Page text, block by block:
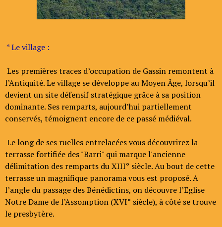
* Le village :
Les premières traces d’occupation de Gassin remontent à
l’Antiquité. Le village se développe au Moyen Âge, lorsqu’il
devient un site défensif stratégique grâce à sa position
dominante. Ses remparts, aujourd’hui partiellement
conservés, témoignent encore de ce passé médiéval.
Le long de ses ruelles entrelacées vous découvrirez la
terrasse fortifiée des "Barri" qui marque l'ancienne
délimitation des remparts du XIII° siècle. Au bout de cette
terrasse un magnifique panorama vous est proposé. A
l’angle du passage des Bénédictins, on découvre l’Eglise
Notre Dame de l’Assomption (XVI° siècle), à côté se trouve
le presbytère.